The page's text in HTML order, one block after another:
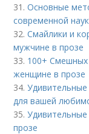
31.Основные
современной
32.Смайлики и
мужчине в прозе
33. 100+ Смешных
женщине в прозе
34.
для вашей
35.
прозе